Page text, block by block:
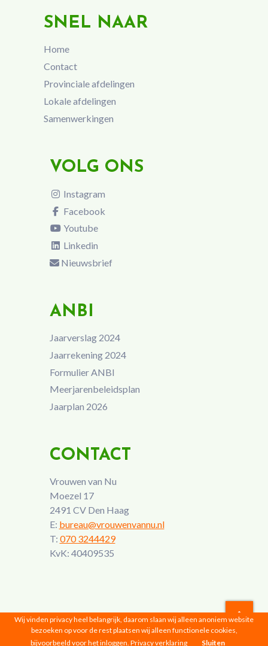
SNEL NAAR
Home
Contact
Provinciale afdelingen
Lokale afdelingen
Samenwerkingen
VOLG ONS
Instagram
Facebook
Youtube
Linkedin
Nieuwsbrief
ANBI
Jaarverslag 2024
Jaarrekening 2024
Formulier ANBI
Meerjarenbeleidsplan
Jaarplan 2026
CONTACT
Vrouwen van Nu
Moezel 17
2491 CV Den Haag
E: bureau@vrouwenvannu.nl
T: 070 3244429
KvK: 40409535
Vrouwen van Nu © 2026 |Privacyverklaring
Wij vinden privacy heel belangrijk, daarom slaan wij alleen anoniem website
bezoeken op voor de rest plaatsen wij alleen functionele cookies,
bijvoorbeeld voor het inloggen. Privacy verklaring Sluiten